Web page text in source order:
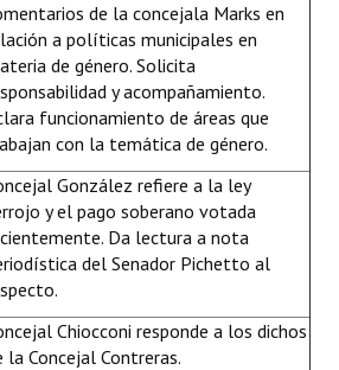
de la concejala Marks en
a políticas municipales en
de género. Solicita
y acompañamiento.
funcionamiento de áreas que
con la temática de género.
González refiere a la ley
y el pago soberano votada
Da lectura a nota
del Senador Pichetto al
Chiocconi responde a los dichos
la Concejal Contreras.